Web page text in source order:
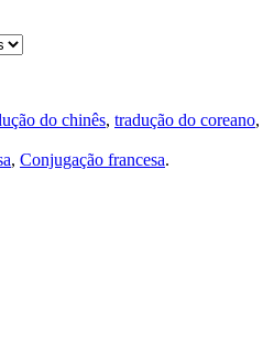
do chinês, tradução do coreano,
, Conjugação francesa.